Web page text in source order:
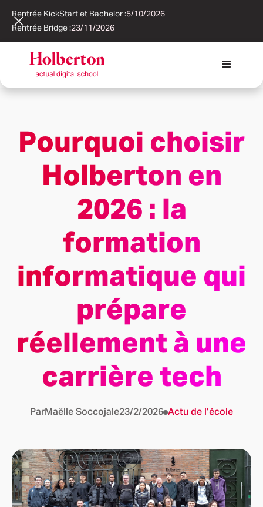
Rentrée KickStart et Bachelor :5/10/2026
Rentrée Bridge :23/11/2026
Pourquoi choisir
Holberton en
2026 : la
formation
informatique qui
prépare
réellement à une
carrière tech
ParMaëlle Soccoja le23/2/2026 Actu de l’école